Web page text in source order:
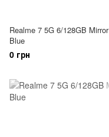
Realme 7 5G 6/128GB Mirror
Blue
0 грн